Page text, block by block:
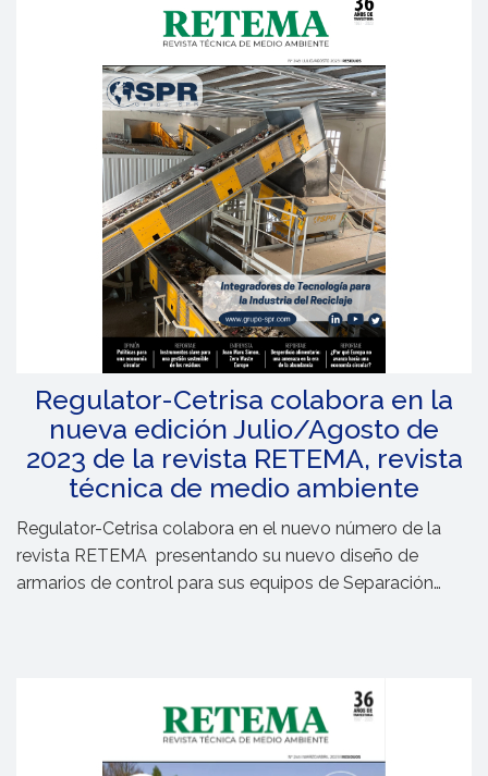
Fábrica
C/ Vapor 8, Polígono Industrial
El Regás
08850 Gavá, Barcelona, España
+34 933 705 800
regulator@regulator-
cetrisa.com
Regulator-Cetrisa colabora en la
nueva edición Julio/Agosto de
2023 de la revista RETEMA, revista
técnica de medio ambiente
Regulator-Cetrisa colabora en el nuevo número de la
revista RETEMA presentando su nuevo diseño de
armarios de control para sus equipos de Separación